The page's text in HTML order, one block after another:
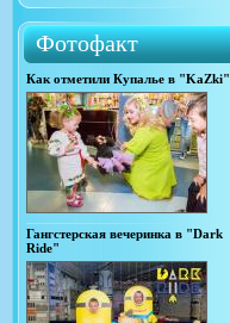
Фотофакт
Как отметили Купалье в "KaZki"
Гангстерская вечеринка в "Dark
Ride"